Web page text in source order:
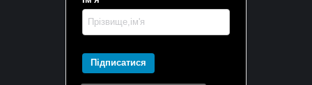
Підписатися